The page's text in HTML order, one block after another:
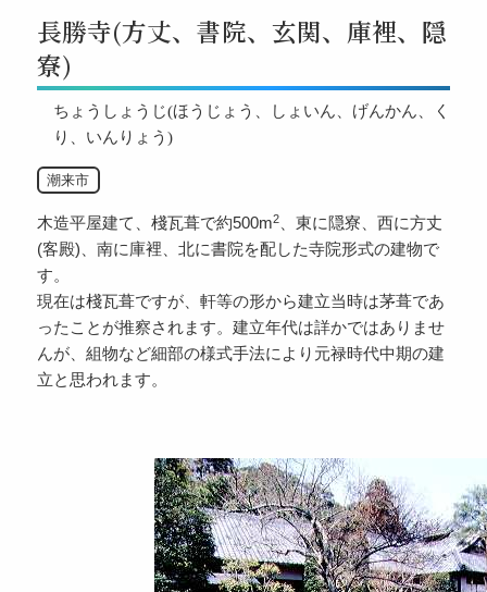
長勝寺(方丈、書院、玄関、庫裡、隠
寮)
ちょうしょうじ(ほうじょう、しょいん、げんかん、く
り、いんりょう)
潮来市
木造平屋建て、棧瓦葺で約500m2、東に隠寮、西に方丈
(客殿)、南に庫裡、北に書院を配した寺院形式の建物で
す。
現在は棧瓦葺ですが、軒等の形から建立当時は茅葺であ
ったことが推察されます。建立年代は詳かではありませ
んが、組物など細部の様式手法により元禄時代中期の建
立と思われます。